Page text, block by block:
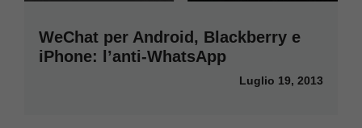
WeChat per Android, Blackberry e
iPhone: l’anti-WhatsApp
Luglio 19, 2013